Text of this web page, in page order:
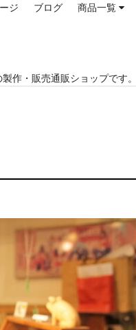
ジ ブログ 商品一覧
作・販売通販ショップです。